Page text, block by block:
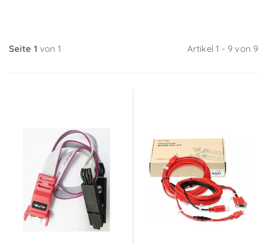
Seite 1 von 1 Artikel 1 - 9 von 9